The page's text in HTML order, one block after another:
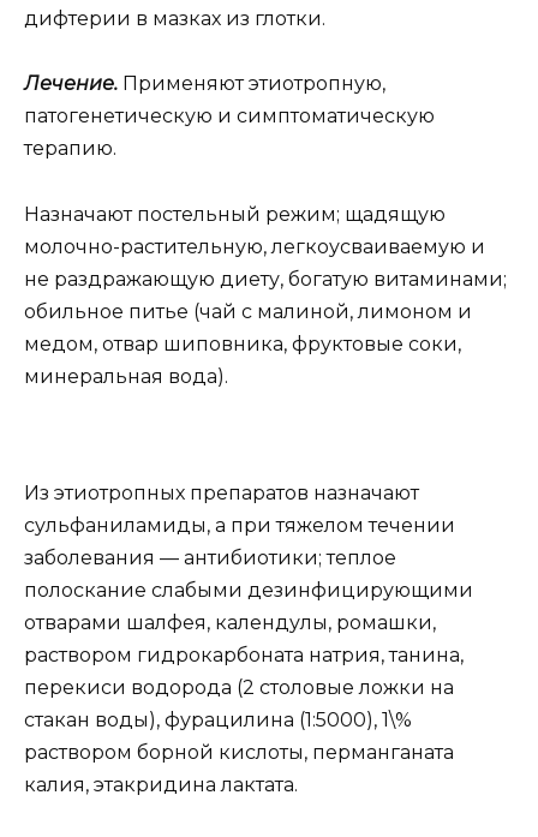
дифтерии в мазках из глотки.
Лечение. Применяют этиотропную,
патогенетическую и симптоматическую
терапию.
Назначают постельный режим; щадящую
молочно-растительную, легкоусваиваемую и
не раздражающую диету, богатую витаминами;
обильное питье (чай с малиной, лимоном и
медом, отвар шиповника, фруктовые соки,
минеральная вода).
Из этиотропных препаратов назначают
сульфаниламиды, а при тяжелом течении
заболевания — антибиотики; теплое
полоскание слабыми дезинфицирующими
отварами шалфея, календулы, ромашки,
раствором гидрокарбоната натрия, танина,
перекиси водорода (2 столовые ложки на
стакан воды), фурацилина (1:5000), 1\%
раствором борной кислоты, перманганата
калия, этакридина лактата.